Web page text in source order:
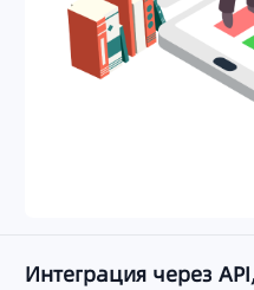
Интеграция через